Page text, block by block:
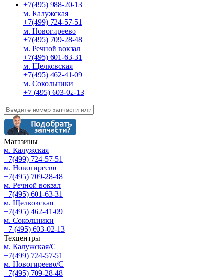
+7(495) 988-20-13
м. Калужская
+7(499) 724-57-51
м. Новогиреево
+7(495) 709-28-48
м. Речной вокзал
+7(495) 601-63-31
м. Щелковская
+7(495) 462-41-09
м. Сокольники
+7 (495) 603-02-13
Магазины
м. Калужская
+7(499) 724-57-51
м. Новогиреево
+7(495) 709-28-48
м. Речной вокзал
+7(495) 601-63-31
м. Щелковская
+7(495) 462-41-09
м. Сокольники
+7 (495) 603-02-13
Техцентры
м. Калужская/С
+7(499) 724-57-51
м. Новогиреево/С
+7(495) 709-28-48